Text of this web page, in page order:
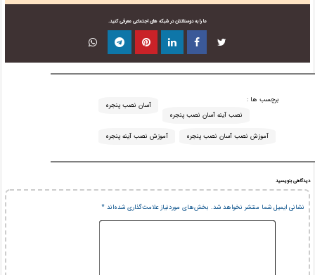
ما را به دوستانتان در شبکه های اجتماعی معرفی کنید.
برچسب ها :
آسان نصب پنجره
آموزش نصب آسان نصب پنجره آموزش نصب آینه پنجره
نصب آینه آسان نصب پنجره
دیدگاهی بنویسید
نشانی ایمیل شما منتشر نخواهد شد. بخش‌های موردنیاز علامت‌گذاری شده‌اند*